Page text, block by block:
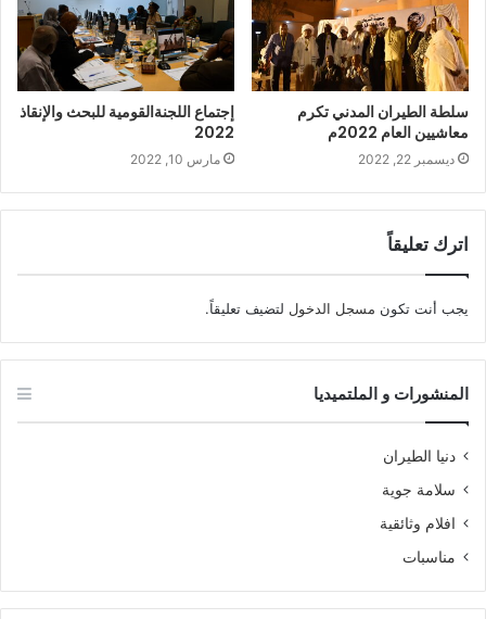
سلطة الطيران المدني تكرم
معاشيين العام 2022م
ديسمبر 22, 2022
إجتماع اللجنةالقومية للبحث والإنقاذ
2022
مارس 10, 2022
اترك تعليقاً
يجب أنت تكون مسجل الدخول لتضيف تعليقاً.
المنشورات و الملتميديا
دنيا الطيران
سلامة جوية
افلام وثائقية
مناسبات